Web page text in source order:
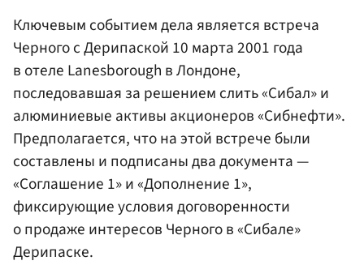
Ключевым событием дела является встреча
Черного с Дерипаской 10 марта 2001 года
в отеле Lanesborough в Лондоне,
последовавшая за решением слить «Сибал» и
алюминиевые активы акционеров «Сибнефти».
Предполагается, что на этой встрече были
составлены и подписаны два документа —
«Соглашение 1» и «Дополнение 1»,
фиксирующие условия договоренности
о продаже интересов Черного в «Сибале»
Дерипаске.